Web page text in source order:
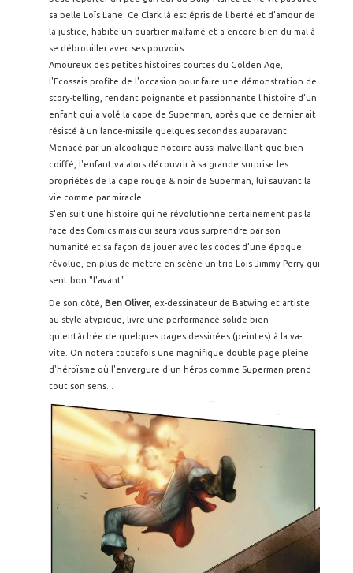
sa belle Loïs Lane. Ce Clark là est épris de liberté et d'amour de
la justice, habite un quartier malfamé et a encore bien du mal à
se débrouiller avec ses pouvoirs.
Amoureux des petites histoires courtes du Golden Age,
l'Ecossais profite de l'occasion pour faire une démonstration de
story-telling, rendant poignante et passionnante l'histoire d'un
enfant qui a volé la cape de Superman, après que ce dernier ait
résisté à un lance-missile quelques secondes auparavant.
Menacé par un alcoolique notoire aussi malveillant que bien
coiffé, l'enfant va alors découvrir à sa grande surprise les
propriétés de la cape rouge & noir de Superman, lui sauvant la
vie comme par miracle.
S'en suit une histoire qui ne révolutionne certainement pas la
face des Comics mais qui saura vous surprendre par son
humanité et sa façon de jouer avec les codes d'une époque
révolue, en plus de mettre en scène un trio Loïs-Jimmy-Perry qui
sent bon "l'avant".
De son côté, Ben Oliver, ex-dessinateur de Batwing et artiste
au style atypique, livre une performance solide bien
qu'entâchée de quelques pages dessinées (peintes) à la va-
vite. On notera toutefois une magnifique double page pleine
d'héroïsme où l'envergure d'un héros comme Superman prend
tout son sens...